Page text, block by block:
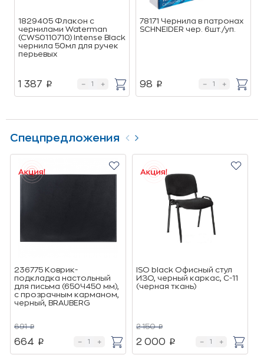
1829405 Флакон с
чернилами Waterman
(CWS0110710) Intense Black
чернила 50мл для ручек
перьевых
1 387 p
78171 Чернила в патронах
SCHNEIDER чер. 6шт./уп.
98 p
Спецпредложения
236775 Коврик-
подкладка настольный
для письма (650Ч450 мм),
с прозрачным карманом,
черный, BRAUBERG
691 p
664 p
ISO black Офисный стул
ИЗО, черный каркас, C-11
(черная ткань)
2 150 p
2 000 p